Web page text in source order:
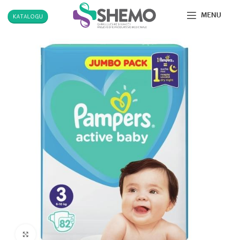
KATALOGU MENU
Click to enlarge